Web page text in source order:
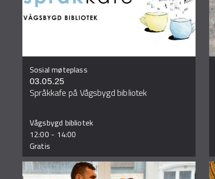
Sosial møteplass
03.05.25
Språkkafe på Vågsbygd bibliotek
Vågsbygd bibliotek
12:00 - 14:00
Gratis